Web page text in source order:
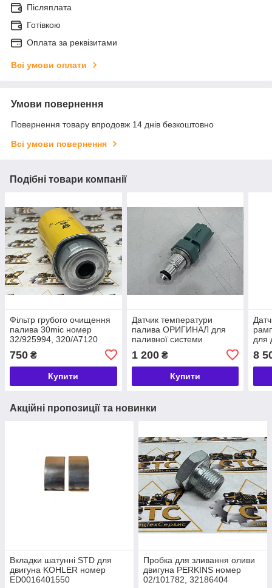
Післяплата
Готівкою
Оплата за реквізитами
Всі умови оплати
Умови повернення
Повернення товару впродовж 14 днів безкоштовно
Всі умови повернення
Подібні товари компанії
Фільтр грубого очищення
палива 30mic номер
32/925994, 320/A7120
750 ₴
Купити
Датчик температури
палива ОРИГИНАЛ для
паливної системи
332/G1907, 9307-503A
1 200₴
Купити
для
8
Акційні пропозиції та новинки
Вкладки шатунні STD для
двигуна KOHLER номер
ED0016401550
Пробка для зливання оливи
двигуна PERKINS номер
02/101782, 32186404